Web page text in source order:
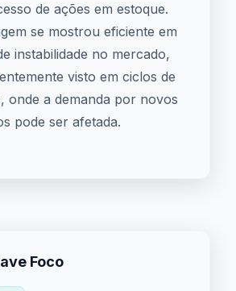
de ações em estoque.
se mostrou eficiente em
instabilidade no mercado,
visto em ciclos de
onde a demanda por novos
pode ser afetada.
Foco